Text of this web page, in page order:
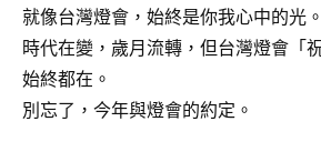
就像台灣燈會，始終是你我心中的光。
時代在變，歲月流轉，但台灣燈會「
始終都在。
別忘了，今年與燈會的約定。